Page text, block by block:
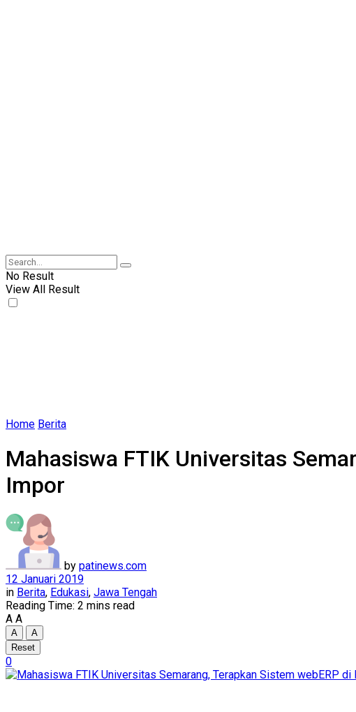
No Result
View All Result
Home Berita
Mahasiswa FTIK Universitas
Impor
by patinews.com
12 Januari 2019
in Berita, Edukasi, Jawa Tengah
Reading Time: 2 mins read
A A
A
A
Reset
0